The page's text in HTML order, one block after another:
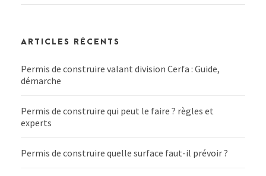
ARTICLES RÉCENTS
Permis de construire valant division Cerfa : Guide,
démarche
Permis de construire qui peut le faire ? règles et
experts
Permis de construire quelle surface faut-il prévoir ?